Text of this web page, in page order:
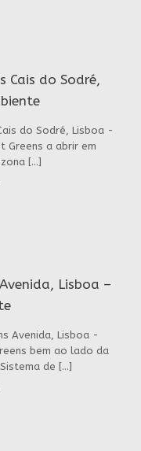
Cais do Sodré,
do Sodré, Lisboa -
Greens a abrir em
[…]
Lisboa –
Avenida, Lisboa -
bem ao lado da
de […]